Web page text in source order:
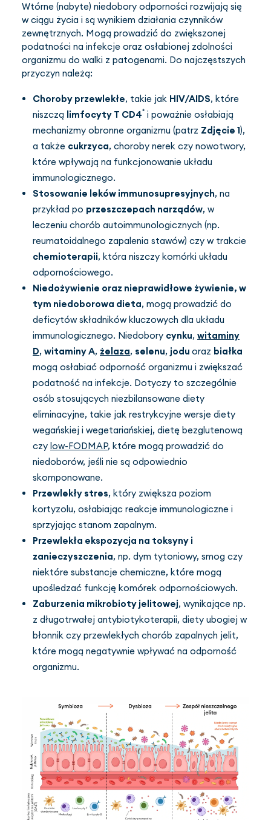
Wtórne (nabyte) niedobory odporności rozwijają się
w ciągu życia i są wynikiem działania czynników
zewnętrznych. Mogą prowadzić do zwiększonej
podatności na infekcje oraz osłabionej zdolności
organizmu do walki z patogenami. Do najczęstszych
przyczyn należą:
Choroby przewlekłe, takie jak HIV/AIDS, które
niszczą limfocyty T CD4⁺ i poważnie osłabiają
mechanizmy obronne organizmu (patrz Zdjęcie 1),
a także cukrzyca, choroby nerek czy nowotwory,
które wpływają na funkcjonowanie układu
immunologicznego.
Stosowanie leków immunosupresyjnych, na
przykład po przeszczepach narządów, w
leczeniu chorób autoimmunologicznych (np.
reumatoidalnego zapalenia stawów) czy w trakcie
chemioterapii, która niszczy komórki układu
odpornościowego.
Niedożywienie oraz nieprawidłowe żywienie, w
tym niedoborowa dieta, mogą prowadzić do
deficytów składników kluczowych dla układu
immunologicznego. Niedobory cynku, witaminy
D, witaminy A, żelaza, selenu, jodu oraz białka
mogą osłabiać odporność organizmu i zwiększać
podatność na infekcje. Dotyczy to szczególnie
osób stosujących niezbilansowane diety
eliminacyjne, takie jak restrykcyjne wersje diety
wegańskiej i wegetariańskiej, dietę bezglutenową
czy low-FODMAP, które mogą prowadzić do
niedoborów, jeśli nie są odpowiednio
skomponowane.
Przewlekły stres, który zwiększa poziom
kortyzolu, osłabiając reakcje immunologiczne i
sprzyjając stanom zapalnym.
Przewlekła ekspozycja na toksyny i
zanieczyszczenia, np. dym tytoniowy, smog czy
niektóre substancje chemiczne, które mogą
upośledzać funkcję komórek odpornościowych.
Zaburzenia mikrobioty jelitowej, wynikające np.
z długotrwałej antybiotykoterapii, diety ubogiej w
błonnik czy przewlekłych chorób zapalnych jelit,
które mogą negatywnie wpływać na odporność
organizmu.